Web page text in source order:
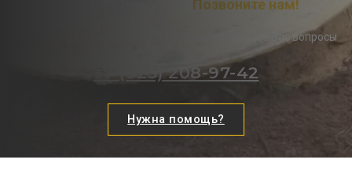
Позвоните нам!
Наши менеджеры ответят на все интересующие Вас вопросы
+7 (925) 208-97-42
Нужна помощь?